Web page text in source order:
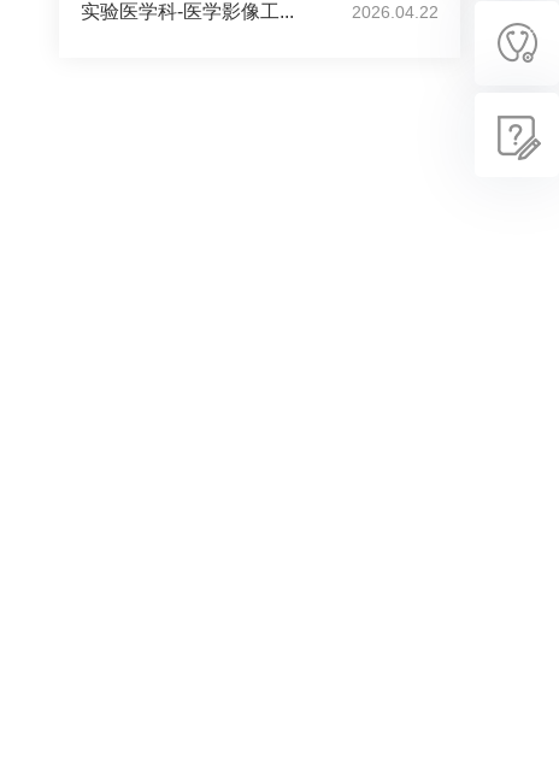
实验医学科-医学影像工... 2026.04.22